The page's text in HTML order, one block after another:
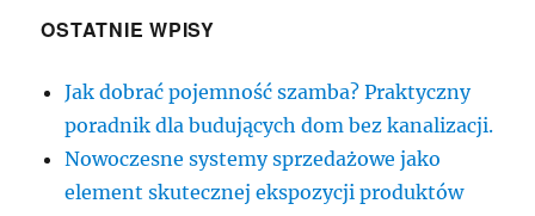
OSTATNIE WPISY
Jak dobrać pojemność szamba? Praktyczny
poradnik dla budujących dom bez kanalizacji.
Nowoczesne systemy sprzedażowe jako
element skutecznej ekspozycji produktów